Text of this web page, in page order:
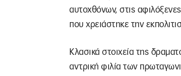
αυτοχθόνων, στις
που χρειάστηκε την
Κλασικά στοιχεία της
αντρική φιλία των